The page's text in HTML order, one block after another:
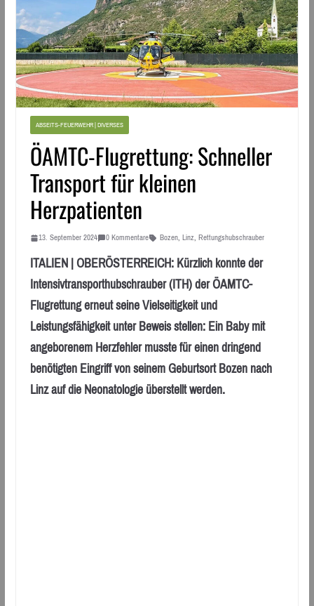
ABSEITS-FEUERWEHR | DIVERSES
ÖAMTC-Flugrettung: Schneller
Transport für kleinen
Herzpatienten
13. September 2024 0 Kommentare Bozen, Linz, Rettungshubschrauber
ITALIEN | OBERÖSTERREICH: Kürzlich konnte der
Intensivtransporthubschrauber (ITH) der ÖAMTC-
Flugrettung erneut seine Vielseitigkeit und
Leistungsfähigkeit unter Beweis stellen: Ein Baby mit
angeborenem Herzfehler musste für einen dringend
benötigten Eingriff von seinem Geburtsort Bozen nach
Linz auf die Neonatologie überstellt werden.